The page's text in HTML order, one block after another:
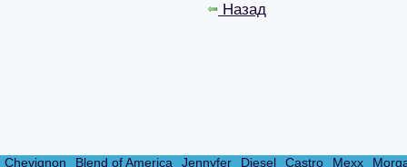
Назад
Chevignon Blend of America Jennyfer Diesel Castro Mexx